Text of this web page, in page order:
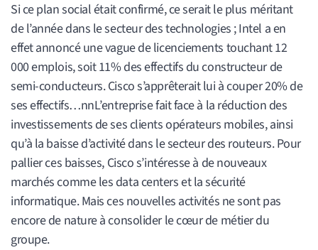
Si ce plan social était confirmé, ce serait le plus méritant
de l’année dans le secteur des technologies ; Intel a en
effet annoncé une vague de licenciements touchant 12
000 emplois, soit 11% des effectifs du constructeur de
semi-conducteurs. Cisco s’apprêterait lui à couper 20% de
ses effectifs…nnL’entreprise fait face à la réduction des
investissements de ses clients opérateurs mobiles, ainsi
qu’à la baisse d’activité dans le secteur des routeurs. Pour
pallier ces baisses, Cisco s’intéresse à de nouveaux
marchés comme les data centers et la sécurité
informatique. Mais ces nouvelles activités ne sont pas
encore de nature à consolider le cœur de métier du
groupe.